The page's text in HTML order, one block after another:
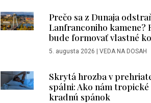
Prečo sa z Dunaja
Lanfranconiho kamene?
bude formovať vlastné
5. augusta 2026 | VEDA NA DOSAH
Skrytá hrozba v
spálni: Ako nám tropické
kradnú spánok